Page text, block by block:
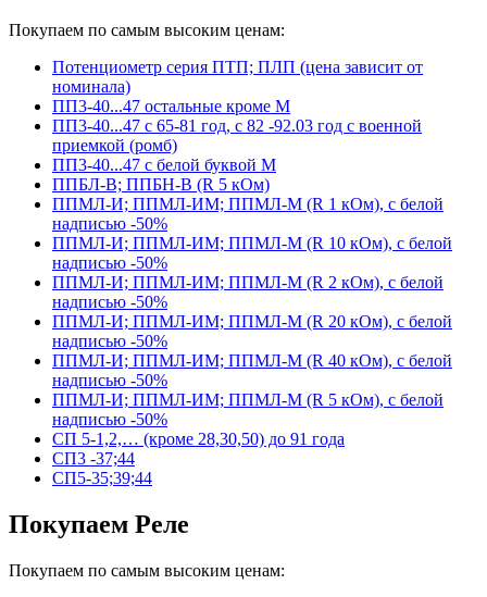
Покупаем по самым высоким ценам:
Потенциометр серия ПТП; ПЛП (цена зависит от
номинала)
ПП3-40...47 остальные кроме М
ПП3-40...47 с 65-81 год, с 82 -92.03 год с военной
приемкой (ромб)
ПП3-40...47 с белой буквой М
ППБЛ-В; ППБН-В (R 5 кОм)
ППМЛ-И; ППМЛ-ИМ; ППМЛ-М (R 1 кОм), с белой
надписью -50%
ППМЛ-И; ППМЛ-ИМ; ППМЛ-М (R 10 кОм), с белой
надписью -50%
ППМЛ-И; ППМЛ-ИМ; ППМЛ-М (R 2 кОм), с белой
надписью -50%
ППМЛ-И; ППМЛ-ИМ; ППМЛ-М (R 20 кОм), с белой
надписью -50%
ППМЛ-И; ППМЛ-ИМ; ППМЛ-М (R 40 кОм), с белой
надписью -50%
ППМЛ-И; ППМЛ-ИМ; ППМЛ-М (R 5 кОм), с белой
надписью -50%
СП 5-1,2,… (кроме 28,30,50) до 91 года
СП3 -37;44
СП5-35;39;44
Покупаем Реле
Покупаем по самым высоким ценам: